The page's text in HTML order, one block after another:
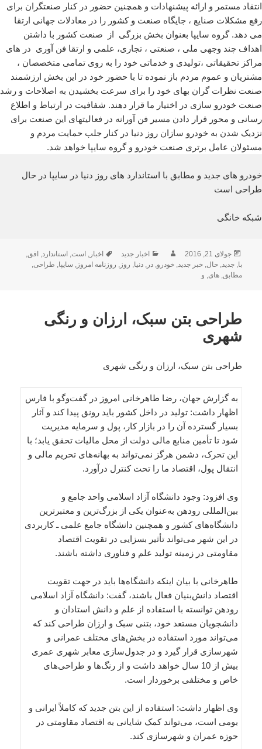
انتقاد مستمر و ارائه پیشنهادات و همچنین حضور در کنار صنعتگران برای
رفع مشکلات صنایع ، جایگاه صنعت و کشور را در معادلات جهانی ارتقا
می دهد. گروه سایپا بعنوان بخش بزرگی از صنعت کشور با داشتن
اهداف چند وجهی ملی ، صنعتی ، تجاری، علمی و ارتقا فن آوری در های
مراکز تحقیقاتی ،تولیدی و خدماتی خود را به روی تمامی متخصصان ،
مشتریان و عموم مردم باز نموده تا با حضور خود در این بخش ارزشمند
صنعت نظرات گران بهای خود را برای سرعت بخشیدن به اصلاحات و رشد
صنعت خودرو سازی در اختیار ما قرار دهند. شفافیت در ارتباط و اطلاع
رسانی و محور قرار دادن مسیر فن آورانه در فعالیتهای این صنعت برای
نزدیک شدن به خودرو سازان روز دنیا در کنار جلب حمایت مردم و
مسئولان عامل برتری صنعت خودرو و گروه سایپا خواهد شد.
خودرو های جدید و مطابق با استاندارد های روز دنیا در سایپا در حال
طراحی است
شبکه خانگی
ارسال
شده
در
جولای 21, 2016 نویسندهدسته‌ها
اخبار جدید برچسب‌ها
اخبار, است, استاندارد, افق,
با,جدید,حال,خبر جدید,خودرو,در,دنیا, روز, روزنامه امروز, سایپا, طراحی,
مطابق,های, و
طراحی بتن سبک، ارزان و رنگی
شهری
طراحی بتن سبک، ارزان و رنگی شهری
به گزارش جهان، رضا طاهرخانی امروز در گفت‌وگو با فارس
اظهار داشت: تولید در داخل کشور باید رونق پیدا کند و آثار
بسیار گسترده آن را در بازار کار، پول و سرمایه مدیریت
شود تا تأمین منابع مالی دولت از محل مالیات تحقق یابد؛ با
این تحرک، دشمن هرگز نمی‌تواند به بهانه‌های تحریم مالی و
انتقال پول، اقتصاد ما را تحت کنترل درآورد.
وی افزود: وجود دانشگاه آزاد اسلامی واحد جامع و
بین‌المللی رودهن به‌عنوان یکی از بزرگ‌ترین و معتبرترین
دانشگاه‌های کشور و همچنین دانشگاه جامع علمی ـ کاربردی
در این شهر می‌تواند تأثیر بسزایی در تقویت اقتصاد
مقاومتی در زمینه تولید علم و فناوری داشته باشند.
طاهرخانی با بیان اینکه دانشگاه‌ها باید در جهت تقویت
اقتصاد دانش‌بنیان فعال باشند، گفت: دانشگاه آزاد اسلامی
رودهن توانسته با استفاده از علم و دانش استادان و
دانشجویان مستعد خود، بتنی سبک و ارزان طراحی کند که
می‌تواند مورد استفاده در بخش‌های مختلف عمرانی و
شهرسازی قرار گیرد و در جدول‌سازی معابر شهری عمری
بیش از 10 سال خواهد داشت و از رنگ‌ها و طراحی‌های
خاص و مختلفی برخوردار است.
وی اظهار داشت: استفاده از این بتن جدید که کاملاً ایرانی و
بومی است، می‌تواند کمک شایانی به اقتصاد مقاومتی در
حوزه عمران و شهرسازی کند.